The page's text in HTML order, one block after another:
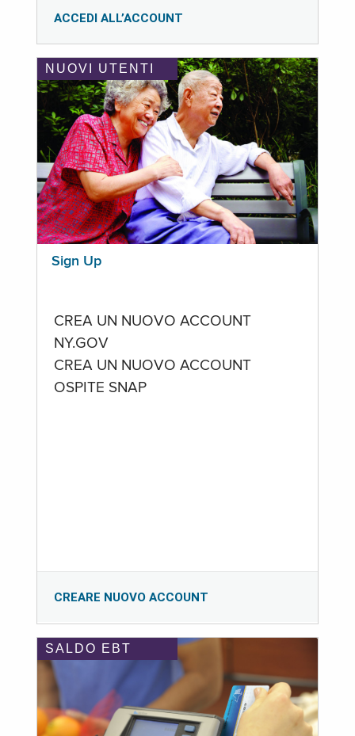
ACCEDI ALL’ACCOUNT
NUOVI UTENTI
Sign Up
CREA UN NUOVO ACCOUNT
NY.GOV
CREA UN NUOVO ACCOUNT
OSPITE SNAP
CREARE NUOVO ACCOUNT
SALDO EBT